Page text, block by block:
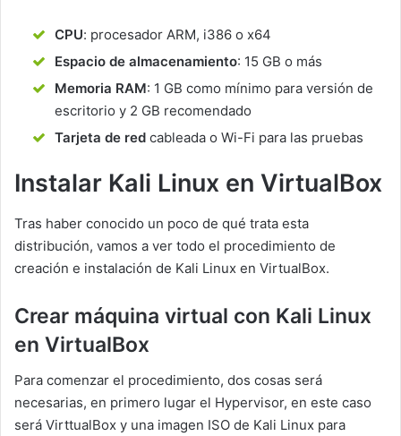
CPU: procesador ARM, i386 o x64
Espacio de almacenamiento: 15 GB o más
Memoria RAM: 1 GB como mínimo para versión de
escritorio y 2 GB recomendado
Tarjeta de red cableada o Wi-Fi para las pruebas
Instalar Kali Linux en VirtualBox
Tras haber conocido un poco de qué trata esta
distribución, vamos a ver todo el procedimiento de
creación e instalación de Kali Linux en VirtualBox.
Crear máquina virtual con Kali Linux
en VirtualBox
Para comenzar el procedimiento, dos cosas será
necesarias, en primero lugar el Hypervisor, en este caso
será VirttualBox y una imagen ISO de Kali Linux para